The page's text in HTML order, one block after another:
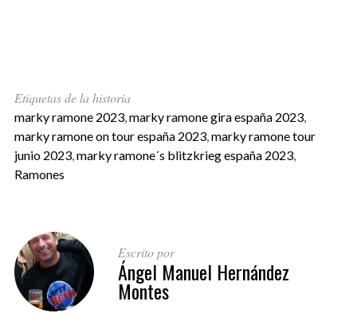
Etiquetas de la historia
marky ramone 2023,marky ramone gira españa 2023,
marky ramone on tour españa 2023,marky ramone tour
junio 2023,marky ramone´s blitzkrieg españa 2023,
Ramones
Escrito por
Ángel Manuel Hernández
Montes